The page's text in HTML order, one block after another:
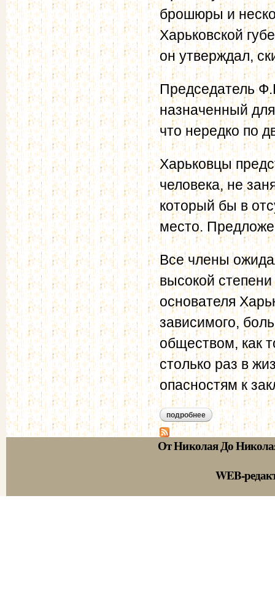
брошюры и
Харьковской
он утверждал,
Председатель
назначенный
что нередко по
Харьковцы
человека, не
который бы в
место.
Все члены
высокой степени
основателя
зависимого,
обществом, как
столько раз в
опасностям к
подробнее о лобойко и.н. в.н.
От Николая До
WEB-